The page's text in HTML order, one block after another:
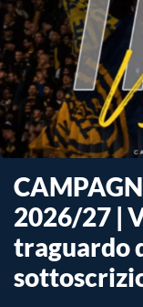
2026/27 |
traguardo